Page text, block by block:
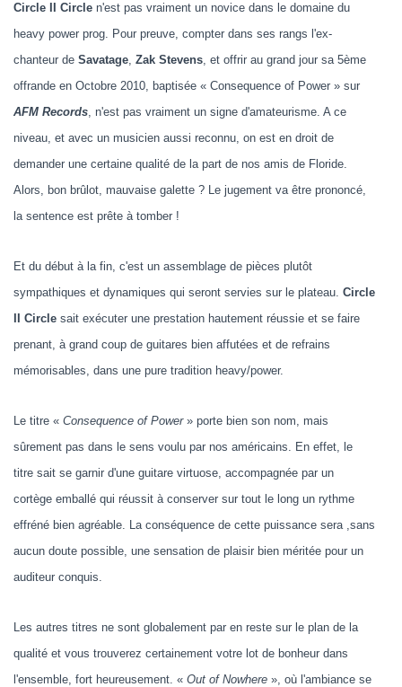
Circle II Circle n'est pas vraiment un novice dans le domaine du
heavy power prog. Pour preuve, compter dans ses rangs l'ex-
chanteur de Savatage, Zak Stevens, et offrir au grand jour sa 5ème
offrande en Octobre 2010, baptisée « Consequence of Power » sur
AFM Records, n'est pas vraiment un signe d'amateurisme. A ce
niveau, et avec un musicien aussi reconnu, on est en droit de
demander une certaine qualité de la part de nos amis de Floride.
Alors, bon brûlot, mauvaise galette ? Le jugement va être prononcé,
la sentence est prête à tomber !
Et du début à la fin, c'est un assemblage de pièces plutôt
sympathiques et dynamiques qui seront servies sur le plateau. Circle
II Circle sait exécuter une prestation hautement réussie et se faire
prenant, à grand coup de guitares bien affutées et de refrains
mémorisables, dans une pure tradition heavy/power.
Le titre « Consequence of Power» porte bien son nom, mais
sûrement pas dans le sens voulu par nos américains. En effet, le
titre sait se garnir d'une guitare virtuose, accompagnée par un
cortège emballé qui réussit à conserver sur tout le long un rythme
effréné bien agréable. La conséquence de cette puissance sera ,sans
aucun doute possible, une sensation de plaisir bien méritée pour un
auditeur conquis.
Les autres titres ne sont globalement par en reste sur le plan de la
qualité et vous trouverez certainement votre lot de bonheur dans
l'ensemble, fort heureusement. « Out of Nowhere », où l'ambiance se